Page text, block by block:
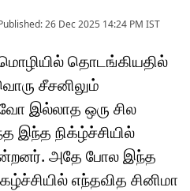
26 Dec 2025 14:24 PM IST
மொழியில் தொடங்கியதில்
சீசனிலும்
இல்லாத ஒரு சில
இந்த நிக்ழ்ச்சியில்
அதே போல இந்த
எந்தவித சினிமா